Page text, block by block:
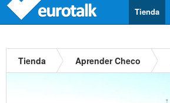
Tienda
Tienda Aprender Checo